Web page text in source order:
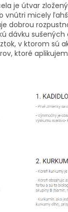
je útvar
vnútri micely
dobrou
dávku
v ktorom sú
ktoré